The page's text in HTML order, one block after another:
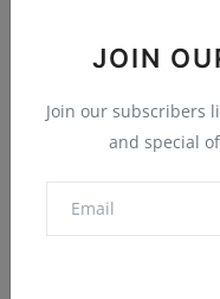
JOIN
Join our subscribers
and special
bherulal Sep 24, 2023 0 72